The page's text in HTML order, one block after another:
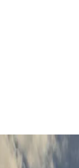
كنت تتذوق النبيذ